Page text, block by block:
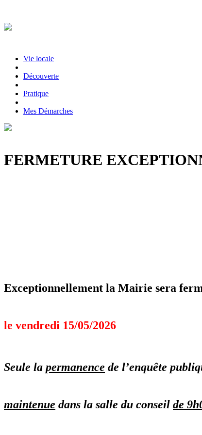
Vie locale
|Découverte
|Pratique
|Mes Démarches
FERMETURE
Exceptionnellement la Mairie sera
le vendredi 15/05/2026
Seule la permanence de l’enquête
maintenue dans la salle du conseil de